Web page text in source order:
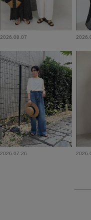
2026.08.07
2026.07.26